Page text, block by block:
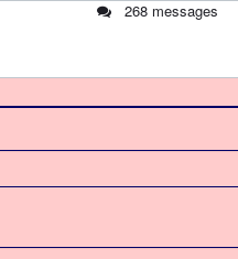
268 messages